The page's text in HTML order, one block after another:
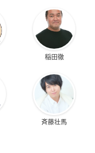
稲田徹
斉藤壮馬